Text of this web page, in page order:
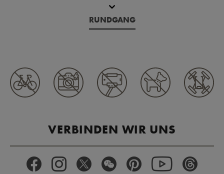
RUNDGANG
VERBINDEN WIR UNS